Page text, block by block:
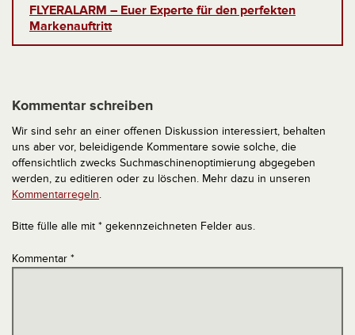
FLYERALARM – Euer Experte für den perfekten
Markenauftritt
Kommentar schreiben
Wir sind sehr an einer offenen Diskussion interessiert, behalten
uns aber vor, beleidigende Kommentare sowie solche, die
offensichtlich zwecks Suchmaschinenoptimierung abgegeben
werden, zu editieren oder zu löschen. Mehr dazu in unseren
Kommentarregeln.
Bitte fülle alle mit * gekennzeichneten Felder aus.
Kommentar *